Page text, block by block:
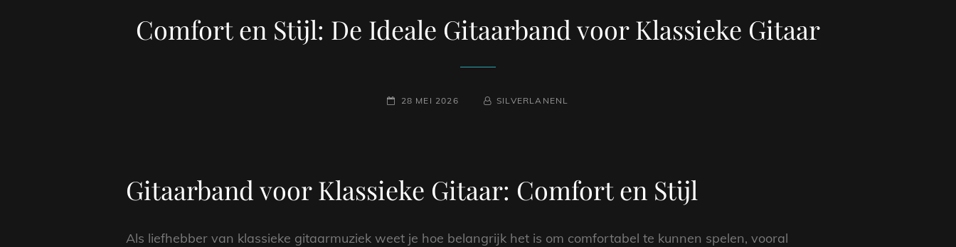
Comfort en Stijl: De Ideale Gitaarband voor Klassieke Gitaar
GEPLAATST
28 MEI 2026 NAAMREGEL
BYLINE
SILVERLANENL
Gitaarband voor Klassieke Gitaar: Comfort en Stijl
Als liefhebber van klassieke gitaarmuziek weet je hoe belangrijk het is om comfortabel te kunnen spelen, vooral